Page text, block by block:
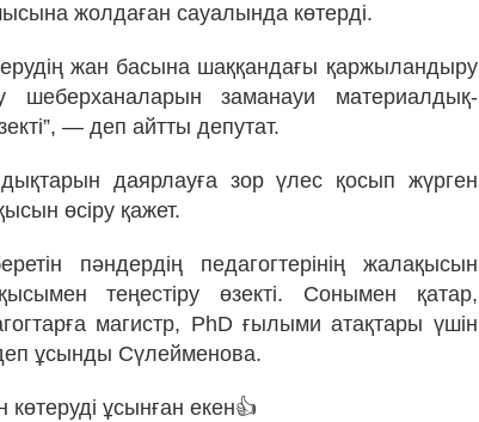
жолдаған сауалында көтерді.
жан басына шаққандағы қаржыландыру
шеберханаларын заманауи материалдық-
— деп айтты депутат.
даярлауға зор үлес қосып жүрген
өсіру қажет.
пәндердің педагогтерінің жалақысын
теңестіру өзекті. Сонымен қатар,
магистр, PhD ғылыми атақтары үшін
ұсынды Сүлейменова.
ұсынған екен👍